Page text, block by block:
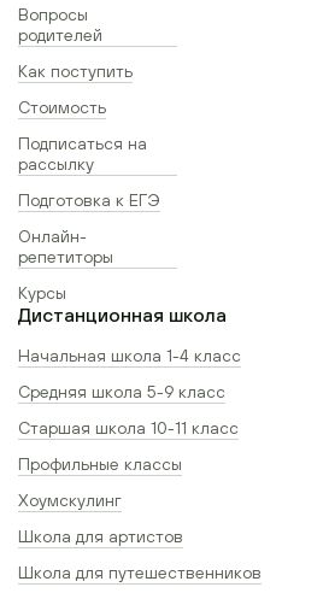
Вопросы
родителей
Как поступить
Стоимость
Подписаться на
рассылку
Подготовка к ЕГЭ
Онлайн-
репетиторы
Курсы
Дистанционная школа
Начальная школа 1-4 класс
Средняя школа 5-9 класс
Старшая школа 10-11 класс
Профильные классы
Хоумскулинг
Школа для артистов
Школа для путешественников